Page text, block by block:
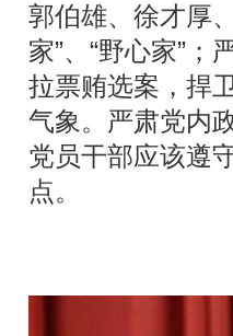
郭伯雄、徐才厚
家”、“野心家”
拉票贿选案，捍
气象。严肃党内
党员干部应该遵
点。